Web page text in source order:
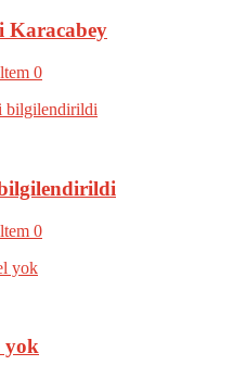
Karacabey
0
0
yok